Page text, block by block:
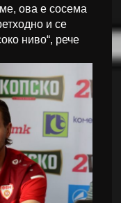
ова е сосема
и се
ниво“, рече